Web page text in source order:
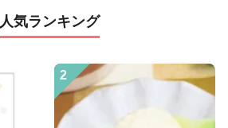
人気ランキング
2